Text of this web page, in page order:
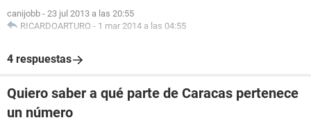
canijobb - 23 jul 2013 a las 20:55
RICARDOARTURO - 1 mar 2014 a las 04:55
4 respuestas
Quiero saber a qué parte de Caracas pertenece
un número